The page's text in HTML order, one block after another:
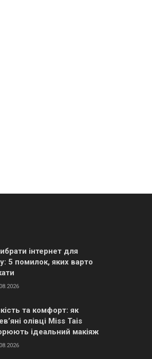
інтернет для
5 помилок, яких варто
та комфорт: як
олівці Miss Tais
ідеальний макіяж